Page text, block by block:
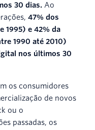
30 dias. Ao
47% dos
1995) e 42% da
1990 até 2010)
nos últimos 30
os consumidores
de novos
ou o
passadas, os